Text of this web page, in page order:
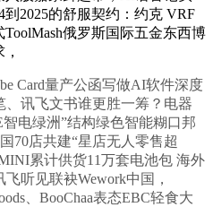
2025的舒服契约：约克 VRF
俄罗斯国际五金东西博
Card量产公函写做AI软件深度
讯飞文书谁更胜一筹？电器
电绿洲”结构绿色智能糊口邦
70店共建“星店无人零售超
累计供货11万套电池包 海外
听见联袂Wework中国，
、BooChaa表态EBC轻食大